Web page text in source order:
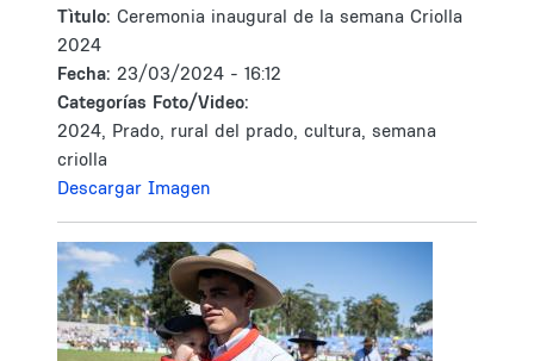
Tìtulo: Ceremonia inaugural de la semana Criolla
2024
Fecha: 23/03/2024 - 16:12
Categorías Foto/Video:
2024, Prado, rural del prado, cultura, semana
criolla
Descargar Imagen